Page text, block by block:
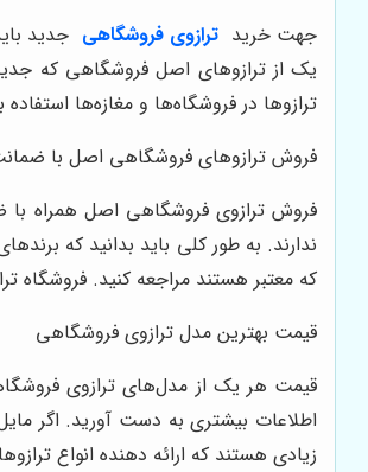
جهت خرید ترازوی فروشگاهی جدید
یک از ترازوهای اصل فروشگاهی که جدید
ترازوها در فروشگاه‌ها و مغازه‌ها
فروش ترازوهای فروشگاهی اصل با
فروش ترازوی فروشگاهی اصل همراه با
ندارند. به طور کلی باید بدانید که
که معتبر هستند مراجعه کنید. فروشگاه
قیمت بهترین مدل ترازوی فروشگاهی
قیمت هر یک از مدل‌های ترازوی
اطلاعات بیشتری به دست آورید. اگر
زیادی هستند که ارائه دهنده انواع